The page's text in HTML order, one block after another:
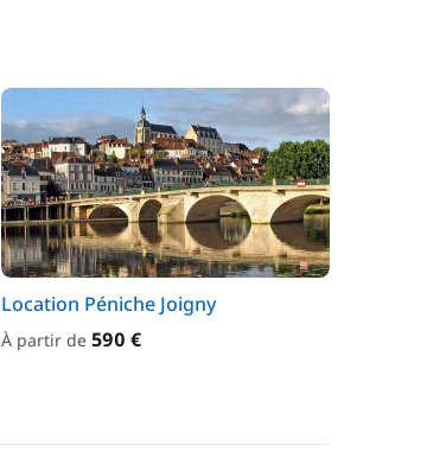
Location Péniche Joigny
À partir de 590 €